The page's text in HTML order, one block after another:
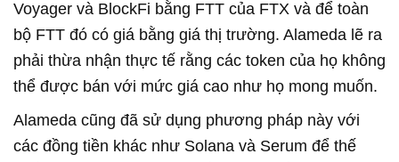
Voyager và BlockFi bằng FTT của FTX và để toàn
bộ FTT đó có giá bằng giá thị trường. Alameda lẽ ra
phải thừa nhận thực tế rằng các token của họ không
thể được bán với mức giá cao như họ mong muốn.
Alameda cũng đã sử dụng phương pháp này với
các đồng tiền khác như Solana và Serum để thế